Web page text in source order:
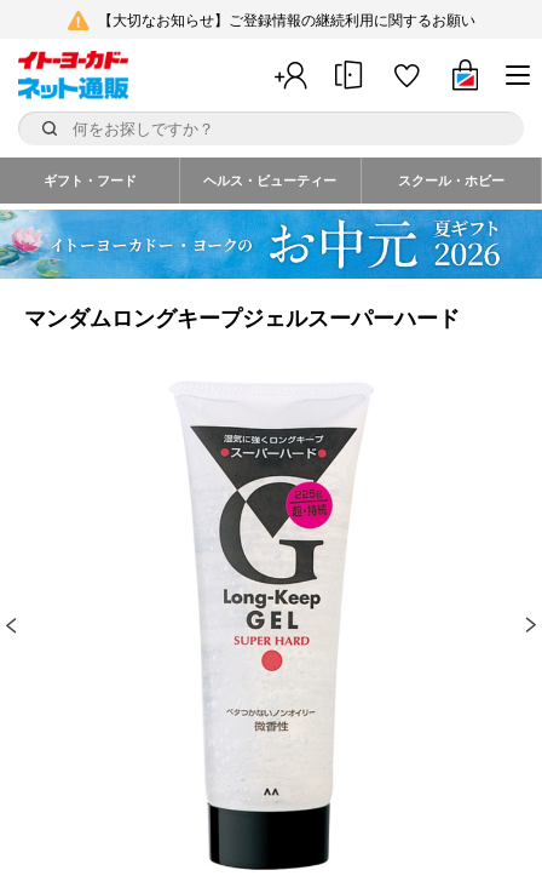
【大切なお知らせ】ご登録情報の継続利用に関するお願い
ギフト・フード ヘルス・ビューティー スクール・ホビー
マンダムロングキープジェルスーパーハード